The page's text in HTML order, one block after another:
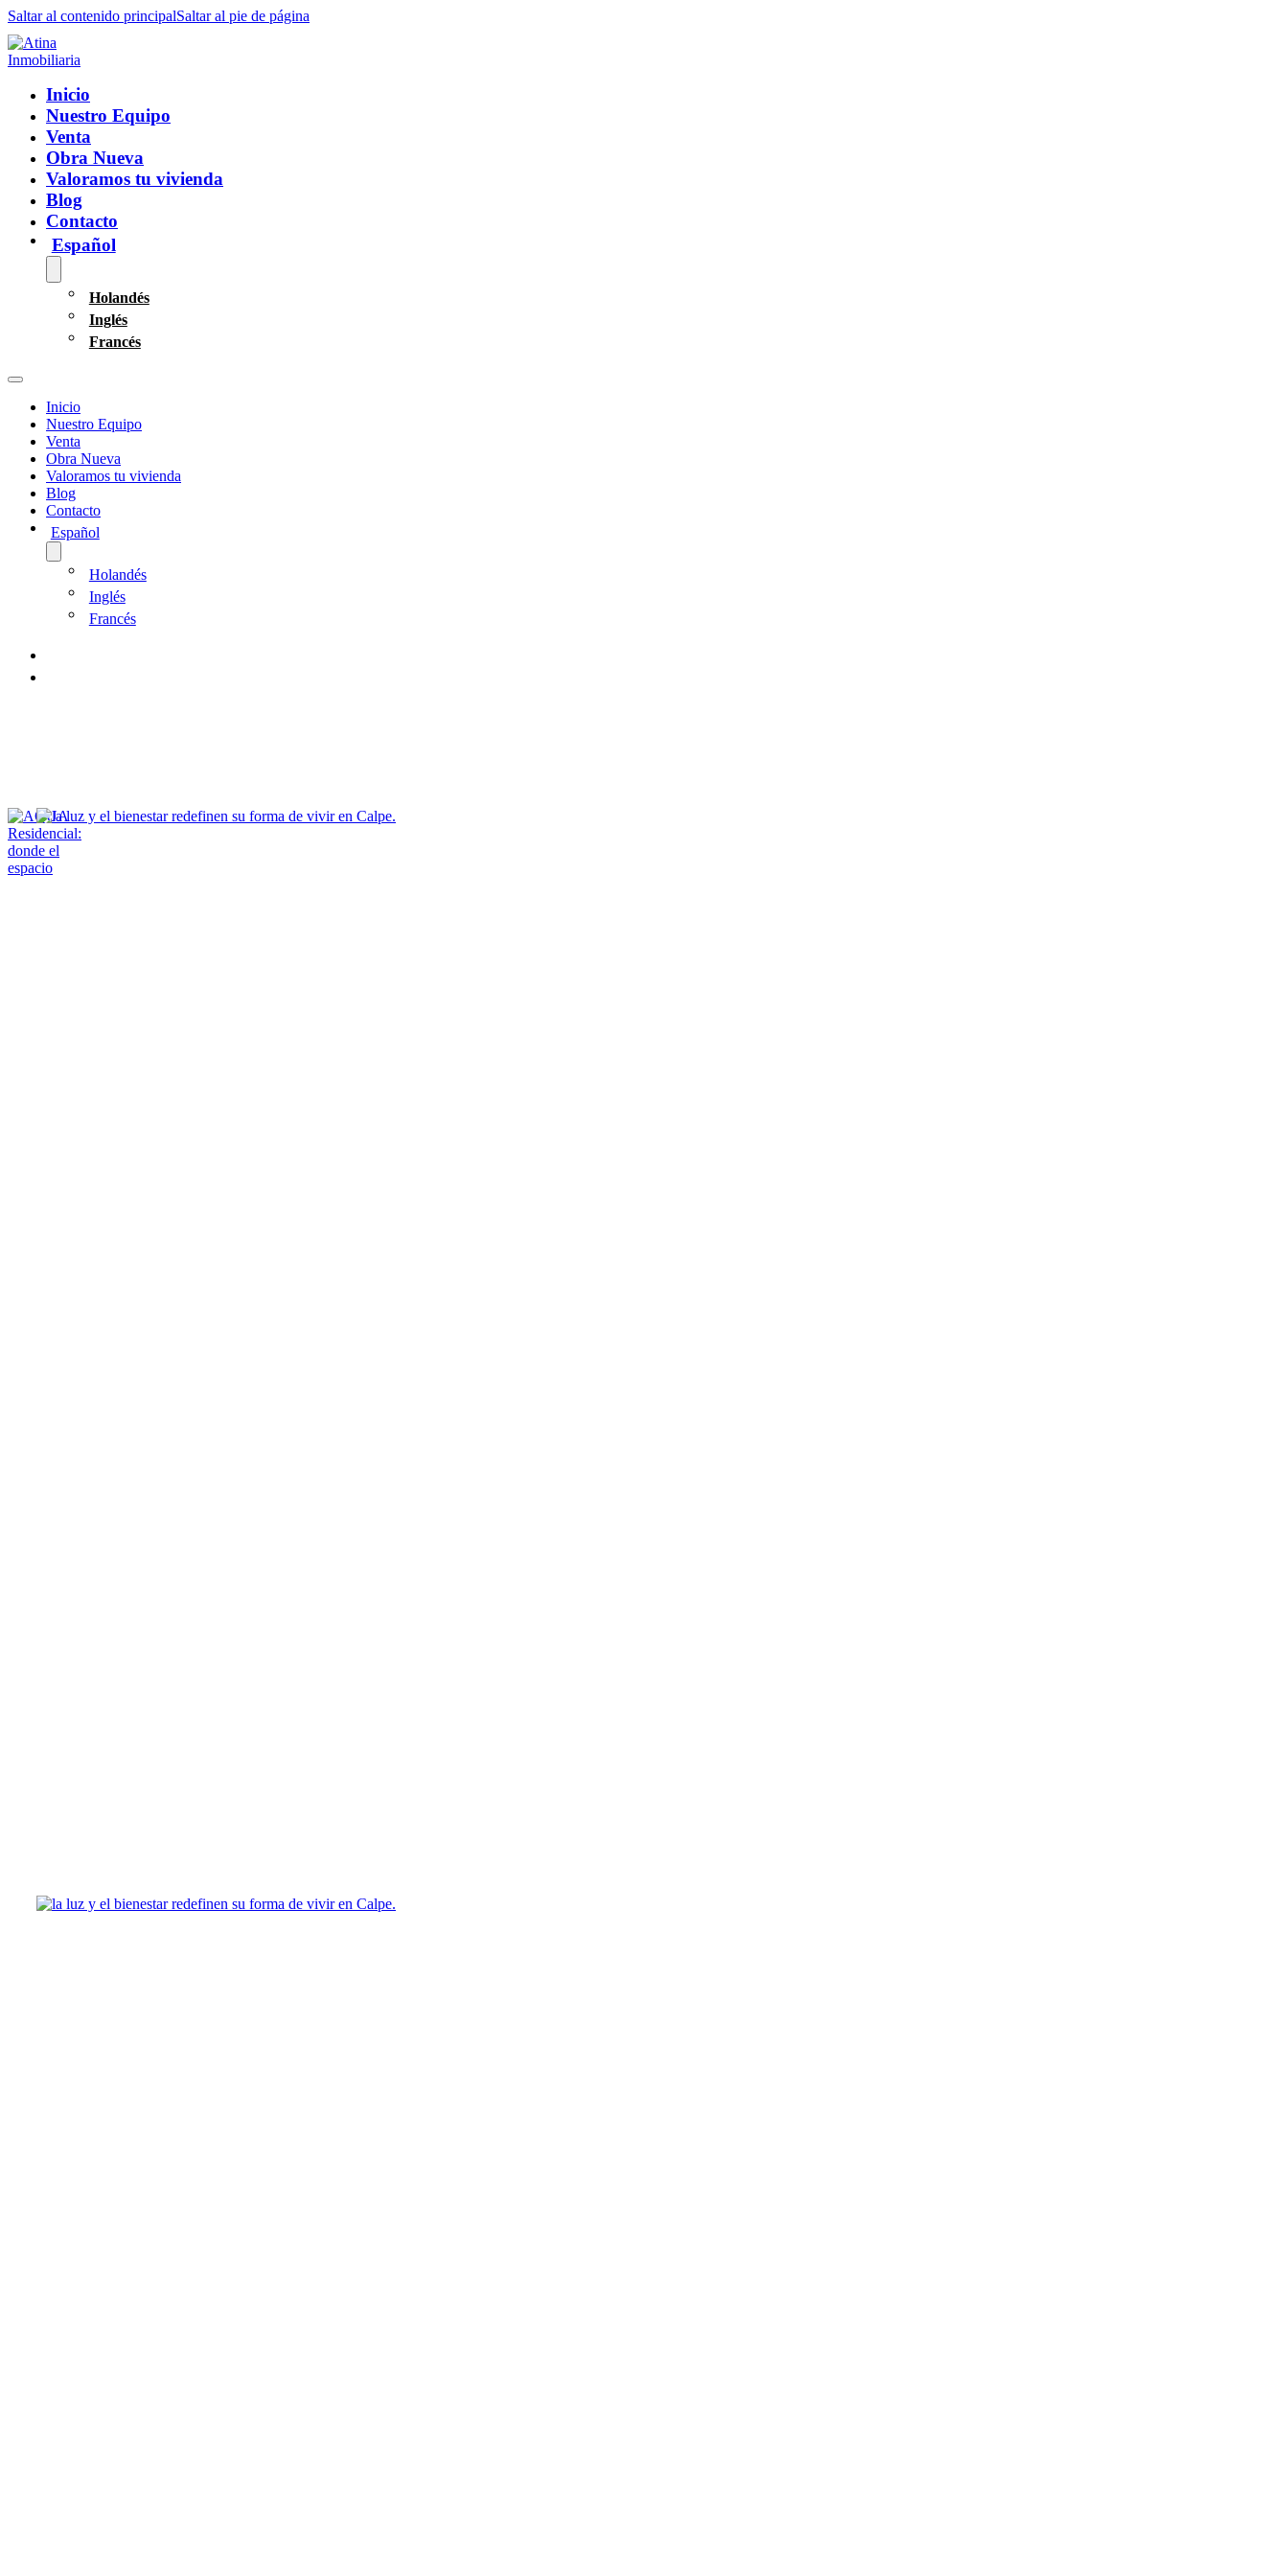
Saltar al contenido principalSaltar al pie de página
Inicio
Nuestro Equipo
Venta
Obra Nueva
Valoramos tu vivienda
Blog
Contacto
Español
Holandés
Inglés
Francés
Inicio
Nuestro Equipo
Venta
Obra Nueva
Valoramos tu vivienda
Blog
Contacto
Español
Holandés
Inglés
Francés